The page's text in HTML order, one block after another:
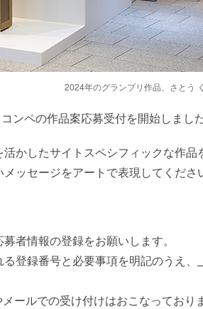
2024年のグランプリ作品、さとう
ンペの作品案応募受付を開始しました
かしたサイトスペシフィックな作品
ッセージをアートで表現してくださ
者情報の登録をお願いします。
登録番号と必要事項を明記のうえ、
ールでの受け付けはおこなっており